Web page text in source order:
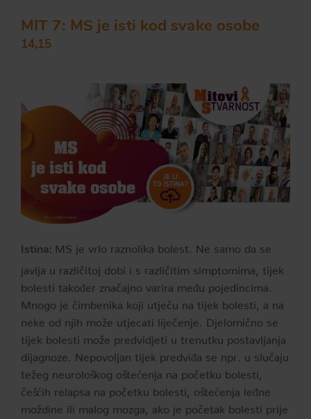
MIT 7: MS je isti kod svake osobe
14,15
Istina: MS je vrlo raznolika bolest. Ne samo da se
javlja u različitoj dobi i s različitim simptomima, tijek
bolesti također značajno varira među pojedincima.
Mnogo je čimbenika koji utječu na tijek bolesti, a na
neke od njih može utjecati liječenje. Djelomično se
tijek bolesti može predvidjeti u trenutku postavljanja
dijagnoze. Nepovoljan tijek predviđa se npr. u slučaju
težeg neurološkog oštećenja na početku bolesti,
češćih relapsa na početku bolesti, oštećenja leđne
moždine ili malog mozga, ako je početak bolesti prije